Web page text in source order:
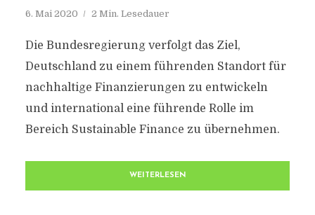
6. Mai 2020 2 Min. Lesedauer
Die Bundesregierung verfolgt das Ziel,
Deutschland zu einem führenden Standort für
nachhaltige Finanzierungen zu entwickeln
und international eine führende Rolle im
Bereich Sustainable Finance zu übernehmen.
WEITERLESEN